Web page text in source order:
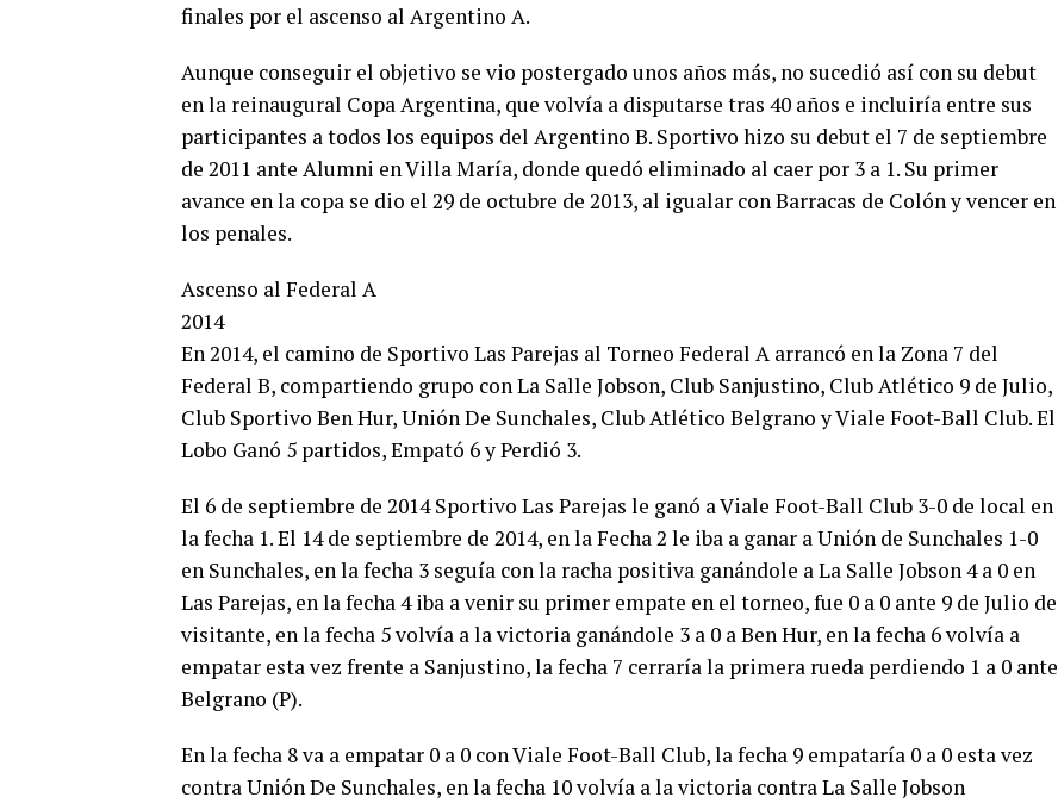
finales por el ascenso al Argentino A.
Aunque conseguir el objetivo se vio postergado unos años más, no sucedió así con su debut
en la reinaugural Copa Argentina, que volvía a disputarse tras 40 años e incluiría entre sus
participantes a todos los equipos del Argentino B. Sportivo hizo su debut el 7 de septiembre
de 2011 ante Alumni en Villa María, donde quedó eliminado al caer por 3 a 1. Su primer
avance en la copa se dio el 29 de octubre de 2013, al igualar con Barracas de Colón y vencer en
los penales.
Ascenso al Federal A
2014
En 2014, el camino de Sportivo Las Parejas al Torneo Federal A arrancó en la Zona 7 del
Federal B, compartiendo grupo con La Salle Jobson, Club Sanjustino, Club Atlético 9 de Julio,
Club Sportivo Ben Hur, Unión De Sunchales, Club Atlético Belgrano y Viale Foot-Ball Club. El
Lobo Ganó 5 partidos, Empató 6 y Perdió 3.
El 6 de septiembre de 2014 Sportivo Las Parejas le ganó a Viale Foot-Ball Club 3-0 de local en
la fecha 1. El 14 de septiembre de 2014, en la Fecha 2 le iba a ganar a Unión de Sunchales 1-0
en Sunchales, en la fecha 3 seguía con la racha positiva ganándole a La Salle Jobson 4 a 0 en
Las Parejas, en la fecha 4 iba a venir su primer empate en el torneo, fue 0 a 0 ante 9 de Julio de
visitante, en la fecha 5 volvía a la victoria ganándole 3 a 0 a Ben Hur, en la fecha 6 volvía a
empatar esta vez frente a Sanjustino, la fecha 7 cerraría la primera rueda perdiendo 1 a 0 ante
Belgrano (P).
En la fecha 8 va a empatar 0 a 0 con Viale Foot-Ball Club, la fecha 9 empataría 0 a 0 esta vez
contra Unión De Sunchales, en la fecha 10 volvía a la victoria contra La Salle Jobson